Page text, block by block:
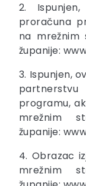
2.
proračuna
na mrežnim
županije:
3. Ispunjen,
programu,
mrežnim
županije:
4. Obrazac
mrežnim